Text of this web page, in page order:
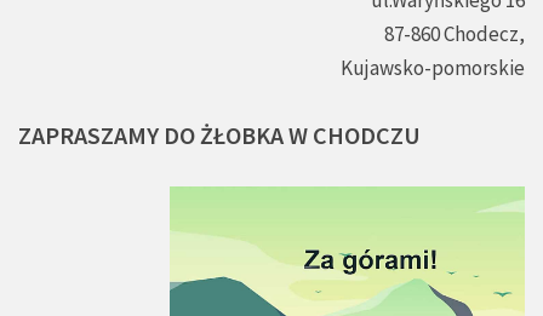
87-860 Chodecz,
Kujawsko-pomorskie
ZAPRASZAMY DO ŻŁOBKAW CHODCZU